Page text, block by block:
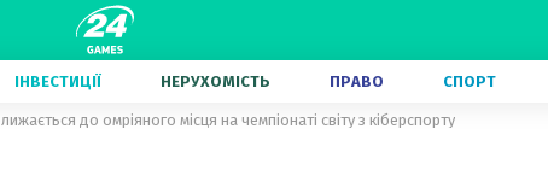
ІНВЕСТИЦІЇ НЕРУХОМІСТЬ ПРАВО СПОРТ
до омріяного місця на чемпіонаті світу з кіберспорту